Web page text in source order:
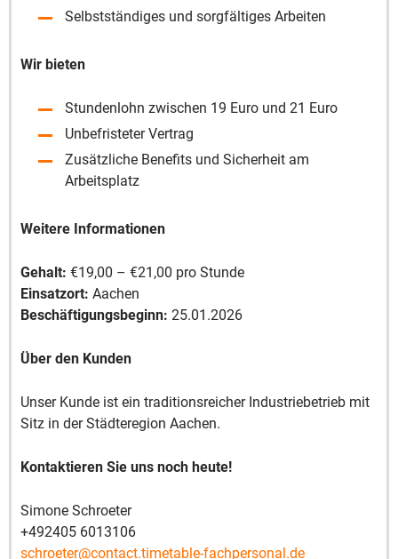
Selbstständiges und sorgfältiges Arbeiten
Wir bieten
Stundenlohn zwischen 19 Euro und 21 Euro
Unbefristeter Vertrag
Zusätzliche Benefits und Sicherheit am
Arbeitsplatz
Weitere Informationen
Gehalt: €19,00 – €21,00 pro Stunde
Einsatzort: Aachen
Beschäftigungsbeginn: 25.01.2026
Über den Kunden
Unser Kunde ist ein traditionsreicher Industriebetrieb mit
Sitz in der Städteregion Aachen.
Kontaktieren Sie uns noch heute!
Simone Schroeter
+492405 6013106
schroeter@contact.timetable-fachpersonal.de